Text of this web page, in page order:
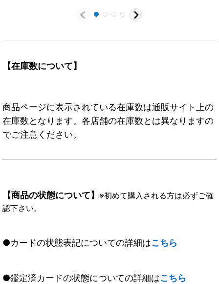
【在庫数について】
商品ページに表示されている在庫数は通販サイト上の
在庫数となります。各店舗の在庫数とは異なりますの
でご注意ください。
【商品の状態について】 ※初めて購入される方は必ずご確
認下さい。
●カードの状態表記についての詳細はこちら
●鑑定済カードの状態についての詳細はこちら